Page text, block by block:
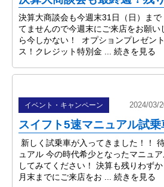
決算大商談会も今週末31日（日）ま
てませんので今週末にご来店をお願い
ら今しかない！ オプションプレゼン
ス！クレジット特別金 ... 続きを見る
イベント・キャンペーン 2024/03/
スイフト5速マニュアル試乗
新しく試乗車が入ってきました！！
ュアル 今の時代希少となったマニュ
してみてください！ 決算も残りわず
月末までにご来店をお ... 続きを見る